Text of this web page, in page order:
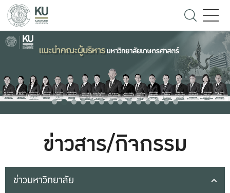
ข่าวสาร/กิจกรรม
ข่าวมหาวิทยาลัย